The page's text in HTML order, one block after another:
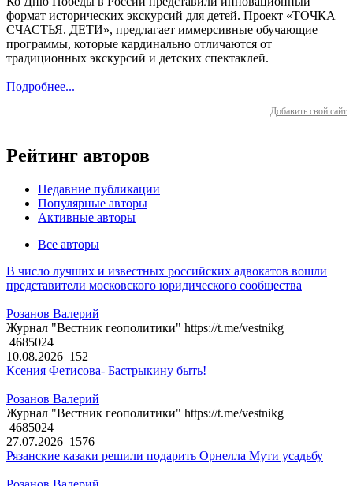
формат исторических экскурсий для детей. Проект «ТОЧКА
СЧАСТЬЯ. ДЕТИ», предлагает иммерсивные обучающие
программы, которые кардинально отличаются от
традиционных экскурсий и детских спектаклей.
Подробнее...
Добавить свой сайт
Рейтинг авторов
Недавние публикации
Популярные авторы
Активные авторы
Все авторы
В число лучших и известных российских адвокатов вошли
представители московского юридического сообщества
Розанов Валерий
Журнал "Вестник геополитики" https://t.me/vestnikg
4685024
10.08.2026 152
Ксения Фетисова- Бастрыкину быть!
Розанов Валерий
Журнал "Вестник геополитики" https://t.me/vestnikg
4685024
27.07.2026 1576
Рязанские казаки решили подарить Орнелла Мути усадьбу